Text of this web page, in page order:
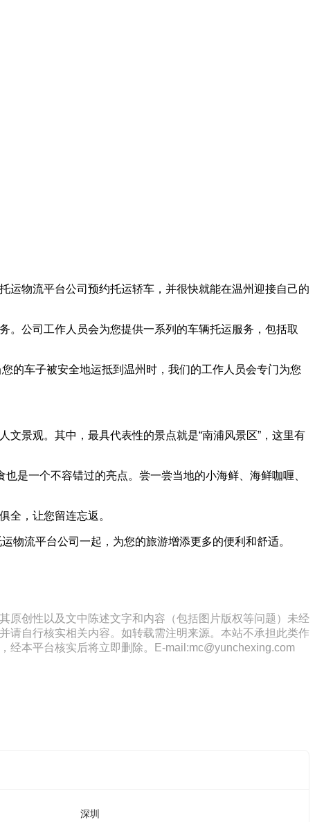
运物流平台公司预约托运轿车，并很快就能在温州迎接自己的
。公司工作人员会为您提供一系列的车辆托运服务，包括取
的车子被安全地运抵到温州时，我们的工作人员会专门为您
景观。其中，最具代表性的景点就是“南浦风景区”，这里有
是一个不容错过的亮点。尝一尝当地的小海鲜、海鲜咖喱、
全，让您留连忘返。
物流平台公司一起，为您的旅游增添更多的便利和舒适。
原创性以及文中陈述文字和内容（包括图片版权等问题）未经
请自行核实相关内容。如转载需注明来源。本站不承担此类作
经本平台核实后将立即删除。E-mail:mc@yunchexing.com
深圳